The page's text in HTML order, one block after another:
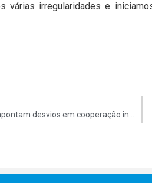
várias irregularidades e